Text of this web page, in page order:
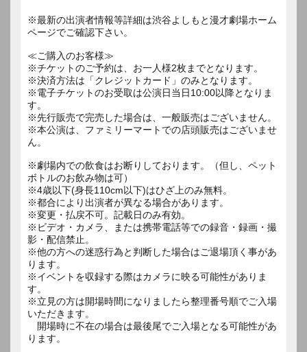
※最新の出演者情報等詳細は渋谷よしもと漫才劇場ホーム
ページでご確認下さい。
≪ご購入のお客様≫
※チケットのご予約は、お一人様2枚までとなります。
※決済方法は「クレジットカード」のみとなります。
※電子チケットのお受取は公演日当日10:00以降となりま
す。
※先行販売で完売した場合は、一般販売はございません。
※本公演は、ファミリーマートでの店頭販売はございませ
ん。
※劇場内での飲食はお断りしております。（但し、ペット
ボトルのお飲み物は可）
※4歳以下(身長110cm以下)はひざ上のみ無料。
※都合により出演者が異なる場合があります。
※変更・払戻不可。記載日のみ有効。
※ビデオ・カメラ、または携帯電話等での録音・録画・撮
影・配信禁止。
※他の方への迷惑行為と判断した場合はご退場頂く事があ
ります。
※イベントを収録する際はカメラに映る可能性がありま
す。
※立見の方は開場時間になりましたら整理番号順でご入場
いただきます。
開場時に不在の場合は最後尾でご入場となる可能性があ
ります。